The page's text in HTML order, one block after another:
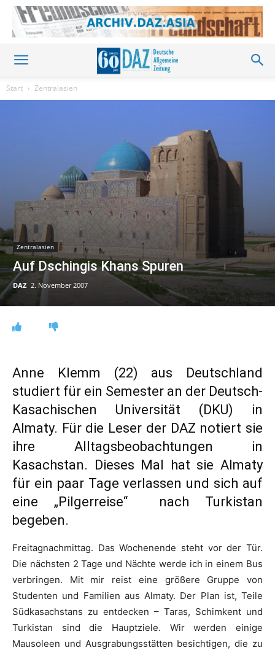
Start Zentralasien
Zentralasien
Auf Dschingis Khans Spuren
DAZ 2. November 2007
Anne Klemm (22) aus Deutschland
studiert für ein Semester an der Deutsch-
Kasachischen Universität (DKU) in
Almaty. Für die Leser der DAZ notiert sie
ihre Alltagsbeobachtungen in
Kasachstan. Dieses Mal hat sie Almaty
für ein paar Tage verlassen und sich auf
eine „Pilgerreise“ nach Turkistan
begeben.
Freitagnachmittag. Das Wochenende steht vor der Tür.
Die nächsten 2 Tage und Nächte werde ich in einem Bus
verbringen. Mit mir reist eine größere Gruppe von
Studenten und Familien aus Almaty. Der Plan ist, Teile
Südkasachstans zu entdecken – Taras, Schimkent und
Turkistan sind die Hauptziele. Wir werden einige
Mausoleen und Ausgrabungsstätten besichtigen, die zu